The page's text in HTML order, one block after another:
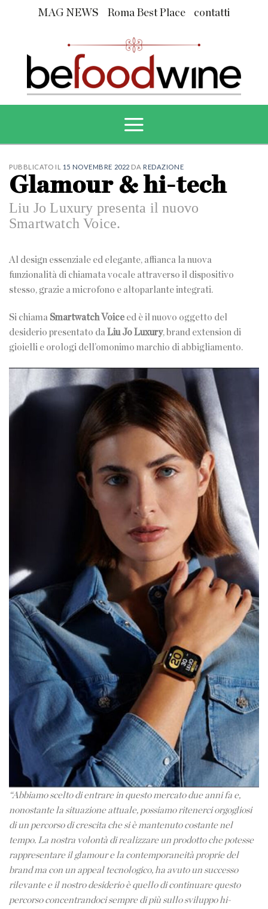
MAG NEWS Roma Best Place contatti
PUBBLICATO IL 15 NOVEMBRE 2022 DA REDAZIONE
Glamour & hi-tech
Liu Jo Luxury presenta il nuovo
Smartwatch Voice.
Al design essenziale ed elegante, affianca la nuova
funzionalità di chiamata vocale attraverso il dispositivo
stesso, grazie a microfono e altoparlante integrati.
Si chiama Smartwatch Voice ed è il nuovo oggetto del
desiderio presentato da
Liu Jo Luxury, brand extension di
gioielli e orologi dell’omonimo marchio di abbigliamento.
“Abbiamo scelto di entrare in questo mercato due anni fa e,
nonostante la situazione attuale, possiamo ritenerci orgogliosi
di un percorso di crescita che si è mantenuto costante nel
tempo. La nostra volontà di realizzare un prodotto che potesse
rappresentare il glamour e la contemporaneità proprie del
brand ma con un appeal tecnologico, ha avuto un successo
rilevante e il nostro desiderio è quello di continuare questo
percorso concentrandoci sempre di più sullo sviluppo hi-